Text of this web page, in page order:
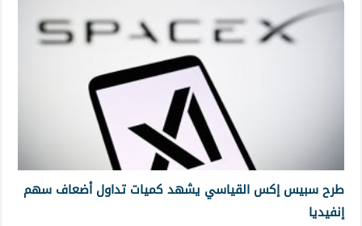
طرح سبيس إكس القياسي يشهد كميات تداول أضعاف سهم
إنفيديا